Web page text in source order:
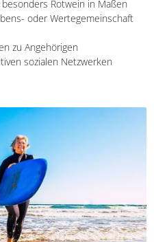
: überwiegend Gemüse,
besonders Rotwein in Maßen
oder Wertegemeinschaft